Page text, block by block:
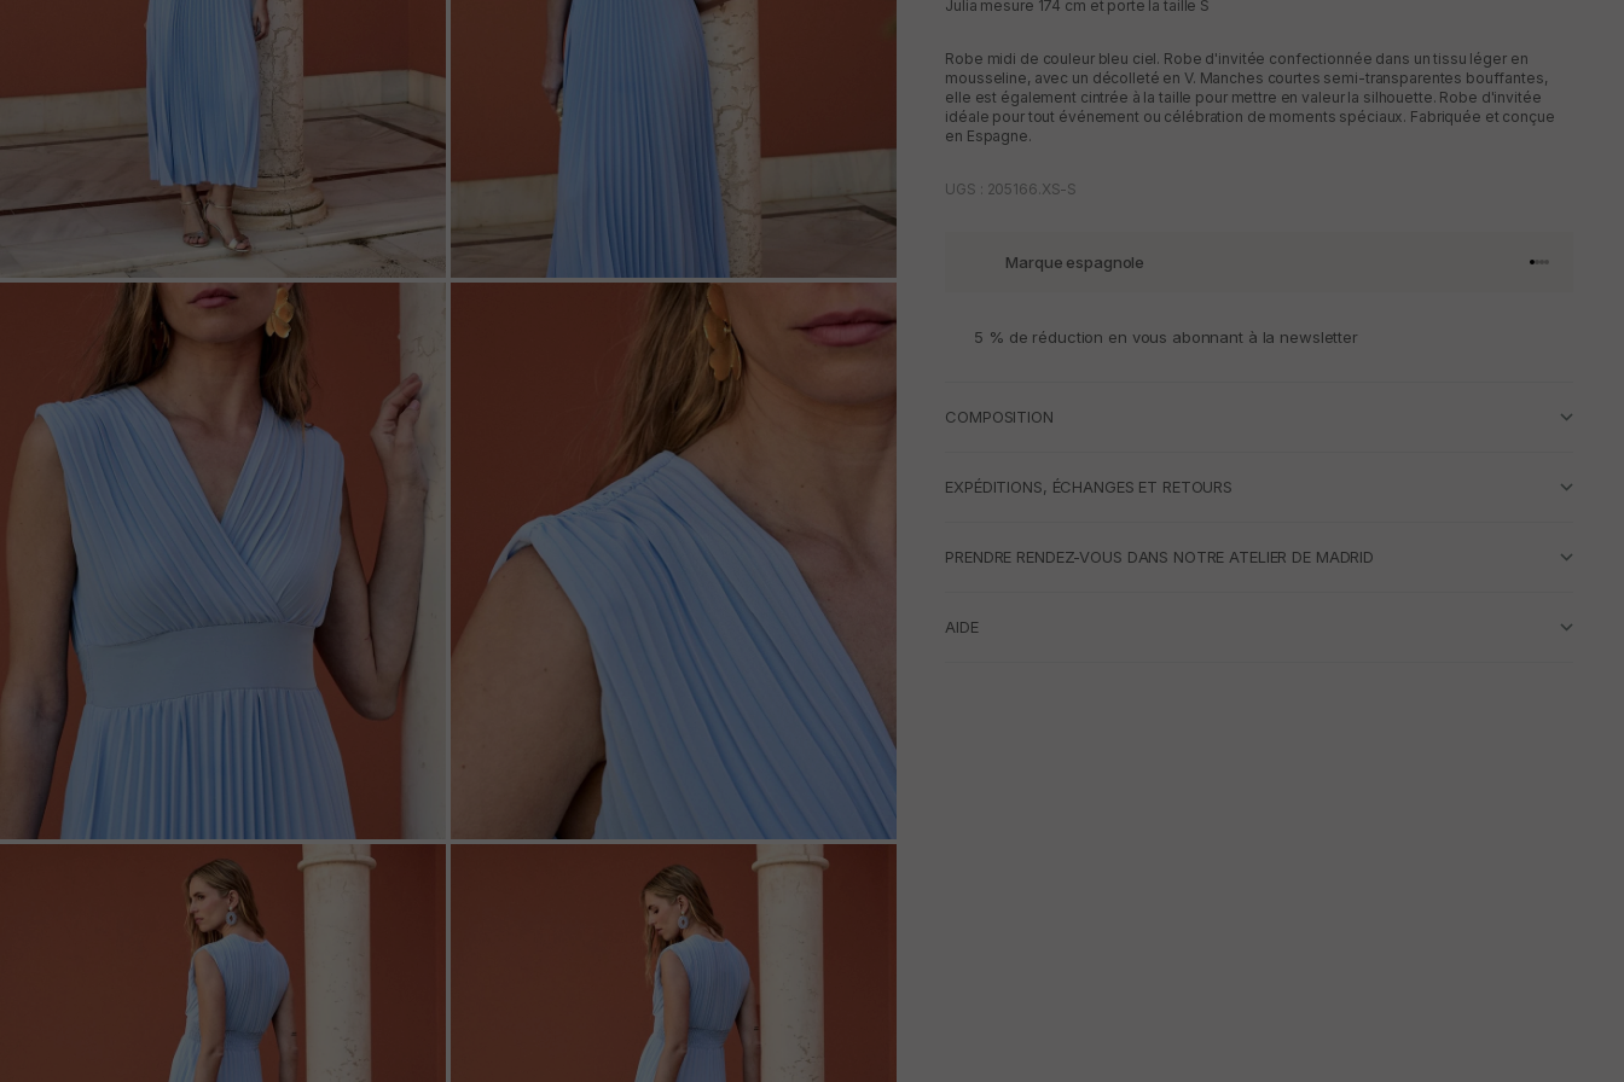
Julia mesure 174 cm et porte la taille S
Robe midi de couleur bleu ciel. Robe d'invitée confectionnée dans un tissu léger en
mousseline, avec un décolleté en V. Manches courtes semi-transparentes bouffantes,
elle est également cintrée à la taille pour mettre en valeur la silhouette. Robe d'invitée
idéale pour tout événement ou célébration de moments spéciaux. Fabriquée et conçue
en Espagne.
UGS : 205166.XS-S
Marque espagnole Aller à
Aller à
Aller à
Aller à
5 % de réduction en vous abonnant à la newsletter
COMPOSITION
EXPÉDITIONS, ÉCHANGES ET RETOURS
PRENDRE RENDEZ-VOUS DANS NOTRE ATELIER DE MADRID
AIDE